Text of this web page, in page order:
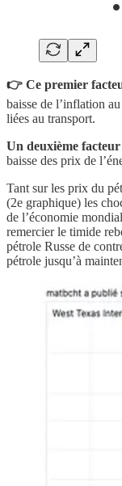
👉 Ce premier
baisse de l’inflation
liées au transport.
Un deuxième
baisse des prix de
Tant sur les prix du
(2e graphique) les
de l’économie
remercier le timide
pétrole Russe de
pétrole jusqu’à